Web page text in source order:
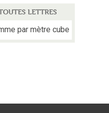
LETTRES
par mètre cube